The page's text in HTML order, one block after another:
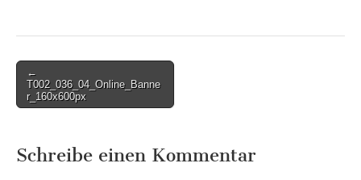
Post
navigation
←
T002_036_04_Online_Banne
r_160x600px
Schreibe einen Kommentar